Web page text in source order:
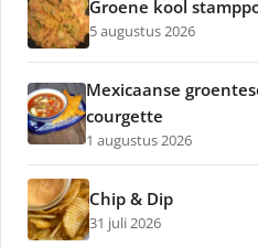
Groene kool
5 augustus 2026
Mexicaanse
courgette
1 augustus 2026
Chip & Dip
31 juli 2026